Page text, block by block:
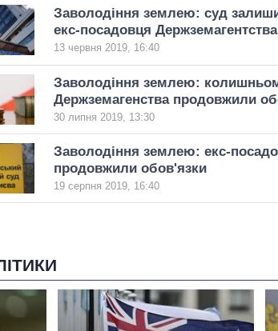
Заволодіння землею: суд
екс-посадовця Держземагентства
13 червня 2019, 16:40
Заволодіння землею:
Держземагенства продовжили
30 липня 2019, 13:30
Заволодіння землею: екс-
продовжили обов'язки
19 серпня 2019, 16:40